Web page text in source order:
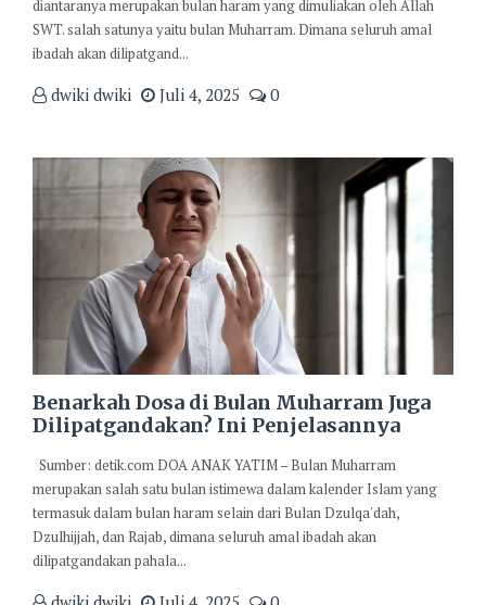
diantaranya merupakan bulan haram yang dimuliakan oleh Allah
SWT. salah satunya yaitu bulan Muharram. Dimana seluruh amal
ibadah akan dilipatgand...
dwiki dwiki Juli 4, 2025 0
Benarkah Dosa di Bulan Muharram Juga
Dilipatgandakan? Ini Penjelasannya
Sumber: detik.com DOA ANAK YATIM – Bulan Muharram
merupakan salah satu bulan istimewa dalam kalender Islam yang
termasuk dalam bulan haram selain dari Bulan Dzulqa'dah,
Dzulhijjah, dan Rajab, dimana seluruh amal ibadah akan
dilipatgandakan pahala...